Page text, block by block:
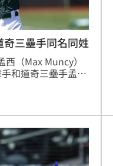
三壘手同名同姓
（Max Muncy）
和道奇三壘手孟西
89，有1轟、7分